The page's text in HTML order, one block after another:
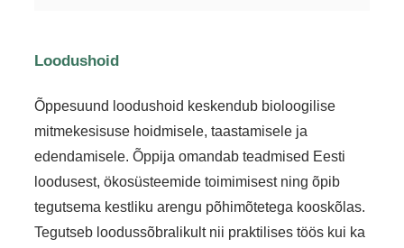
Loodushoid
Õppesuund loodushoid keskendub bioloogilise
mitmekesisuse hoidmisele, taastamisele ja
edendamisele. Õppija omandab teadmised Eesti
loodusest, ökosüsteemide toimimisest ning õpib
tegutsema kestliku arengu põhimõtetega kooskõlas.
Tegutseb loodussõbralikult nii praktilises töös kui ka